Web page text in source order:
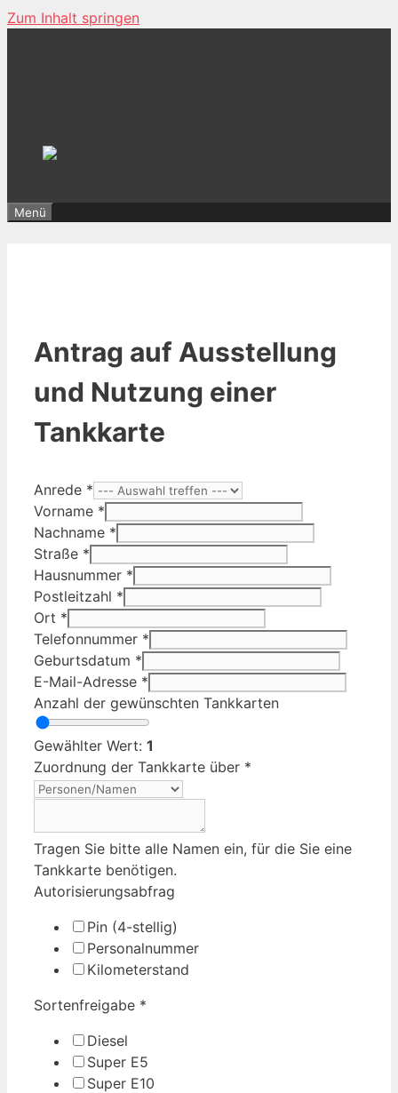
Zum Inhalt springen
Menü
Antrag auf Ausstellung
und Nutzung einer
Tankkarte
Anrede *
Vorname *
Nachname *
Straße *
Hausnummer *
Postleitzahl *
Ort *
Telefonnummer *
Geburtsdatum *
E-Mail-Adresse *
Anzahl der gewünschten Tankkarten
Gewählter Wert: 1
Zuordnung der Tankkarte über *
Tragen Sie bitte alle Namen ein, für die Sie eine
Tankkarte benötigen.
Autorisierungsabfrag
Pin (4-stellig)
Personalnummer
Kilometerstand
Sortenfreigabe *
Diesel
Super E5
Super E10